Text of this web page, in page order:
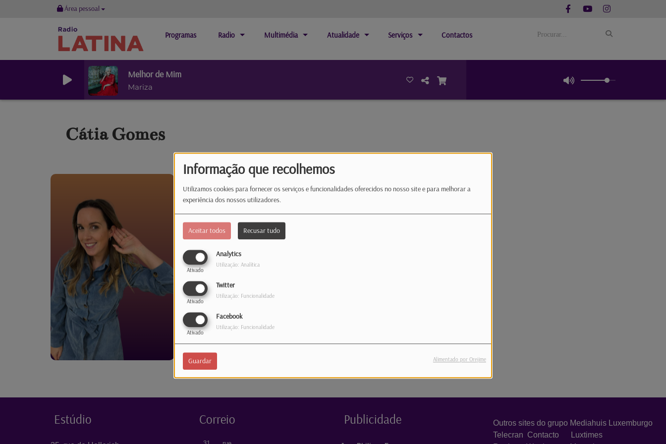
Informação que recolhemos
Utilizamos cookies para fornecer os serviços e funcionalidades oferecidos no nosso site e para melhorar a
experiência dos nossos utilizadores.
Aceitar todos Recusar tudo
Analytics
Ativado
Utilização: Analítica
Twitter
Ativado
Utilização: Funcionalidade
Facebook
Ativado
Utilização: Funcionalidade
Guardar Alimentado por Orejime
Área pessoal
Programas Radio Multimédia Atualidade Serviços Contactos
Melhor de Mim
Mariza
Cátia Gomes
Adora rimas, tem queda para as artes manuais, cozinha e para
é trocar os nomes dos ouvintes.
Considera-se um ser irrequieto, mas depois de dois filhos já dava
Estúdio Correio Publicidade
Outros sites do grupo Mediahuis Luxemburgo
Telecran Contacto
Luxtimes